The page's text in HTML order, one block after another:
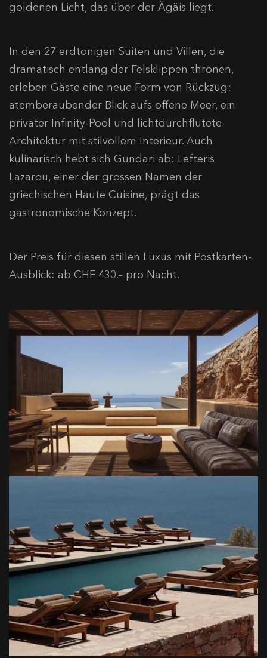
goldenen Licht, das über der Ägäis liegt.
In den 27 erdtonigen Suiten und Villen, die
dramatisch entlang der Felsklippen thronen,
erleben Gäste eine neue Form von Rückzug:
atemberaubender Blick aufs offene Meer, ein
privater Infinity-Pool und lichtdurchflutete
Architektur mit stilvollem Interieur. Auch
kulinarisch hebt sich Gundari ab: Lefteris
Lazarou, einer der grossen Namen der
griechischen Haute Cuisine, prägt das
gastronomische Konzept.
Der Preis für diesen stillen Luxus mit Postkarten-
Ausblick: ab CHF 430.– pro Nacht.